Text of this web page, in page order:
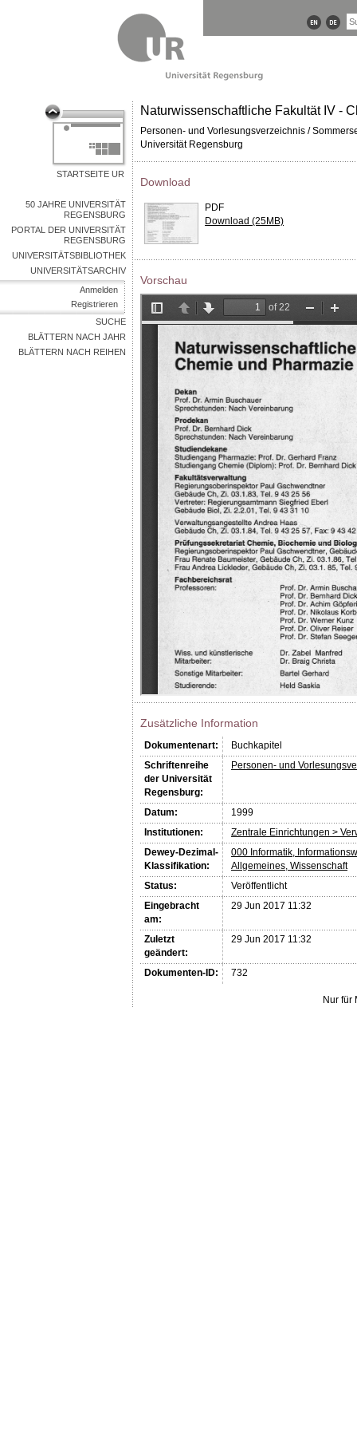
STARTSEITE UR
50 JAHRE UNIVERSITÄT
REGENSBURG
PORTAL DER UNIVERSITÄT
REGENSBURG
UNIVERSITÄTSBIBLIOTHEK
UNIVERSITÄTSARCHIV
Anmelden
Registrieren
SUCHE
BLÄTTERN NACH JAHR
BLÄTTERN NACH REIHEN
Naturwissenschaftliche Fakultät IV -
Personen- und Vorlesungsverzeichnis /
Universität Regensburg
Download
PDF
Download (25MB)
Vorschau
Zusätzliche Information
Dokumentenart:
Buchkapitel
Schriftenreihe
der Universität
Regensburg:
Personen- und
Datum:
1999
Institutionen:
Zentrale Einrichtungen >
Dewey-Dezimal-
Klassifikation:
000 Informatik,
Allgemeines, Wissenschaft
Status:
Veröffentlicht
Eingebracht
am:
29 Jun 2017 11:32
Zuletzt
geändert:
29 Jun 2017 11:32
Dokumenten-ID: 732
Nur für